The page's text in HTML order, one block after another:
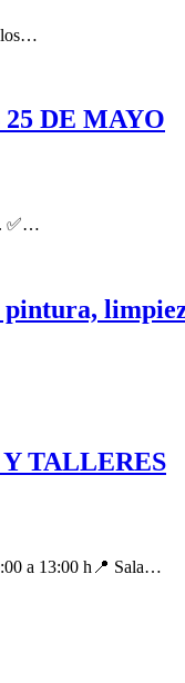
los…
DE MAYO
✅…
TALLERES
a 13:00 h📍 Sala…